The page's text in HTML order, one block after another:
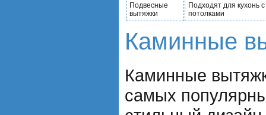
Подвесные
вытяжки
Подходят для кухонь
потолками
Каминные
Каминные
самых